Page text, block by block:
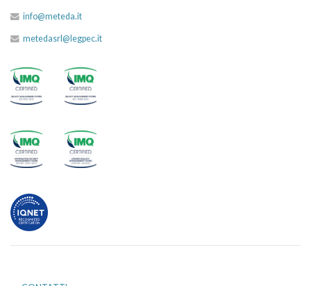
info@meteda.it
metedasrl@legpec.it